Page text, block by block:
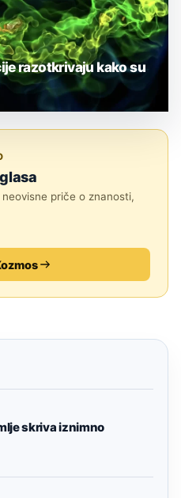
razotkrivaju kako su
priče o znanosti,
skriva iznimno